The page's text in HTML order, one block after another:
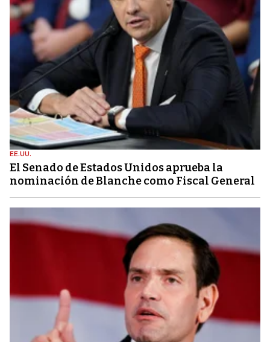
EE.UU.
El Senado de Estados Unidos aprueba la
nominación de Blanche como Fiscal General